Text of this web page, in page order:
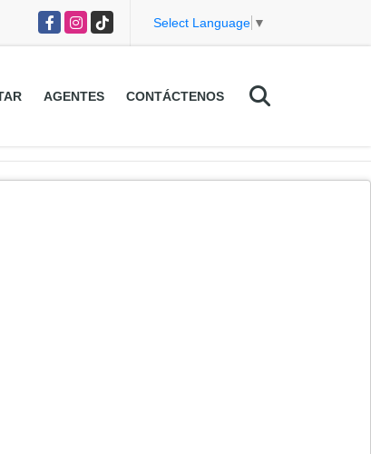
FacebookInstagram
TikTok Select Language ▼
AGENTES CONTÁCTENOS